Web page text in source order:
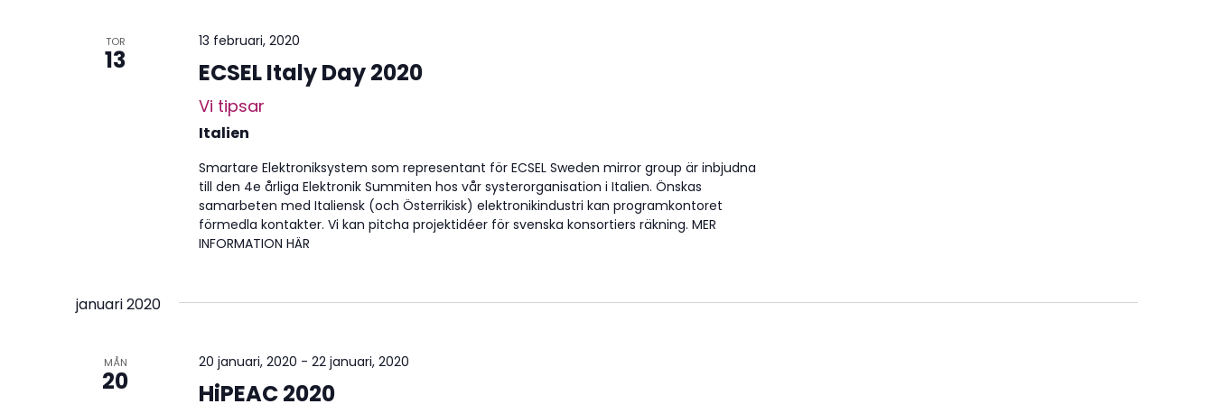
TOR
13
13 februari, 2020
ECSEL Italy Day 2020
Vi tipsar
Italien
Smartare Elektroniksystem som representant för ECSEL Sweden mirror group är inbjudna
till den 4e årliga Elektronik Summiten hos vår systerorganisation i Italien. Önskas
samarbeten med Italiensk (och Österrikisk) elektronikindustri kan programkontoret
förmedla kontakter. Vi kan pitcha projektidéer för svenska konsortiers räkning. MER
INFORMATION HÄR
januari 2020
MÅN
20
20 januari, 2020 - 22 januari, 2020
HiPEAC 2020